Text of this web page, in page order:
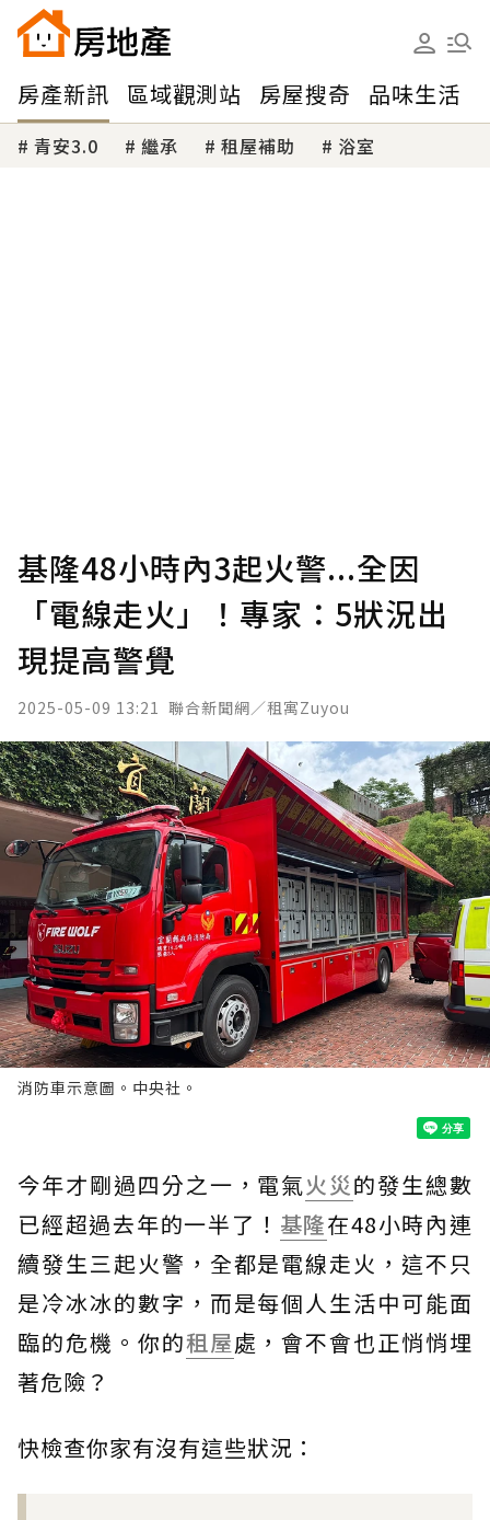
房產新訊 區域觀測站 房屋搜奇 品味生活
青安3.0 繼承 租屋補助 浴室
基隆48小時內3起火警...全因
「電線走火」！專家：5狀況出
現提高警覺
2025-05-09 13:21 聯合新聞網／租寓Zuyou
消防車示意圖。中央社。
今年才剛過四分之一，電氣火災的發生總數
已經超過去年的一半了！ 基隆在48小時內連
續發生三起火警，全都是電線走火，這不只
是冷冰冰的數字，而是每個人生活中可能面
臨的危機。你的租屋處，會不會也正悄悄埋
著危險？
快檢查你家有沒有這些狀況：